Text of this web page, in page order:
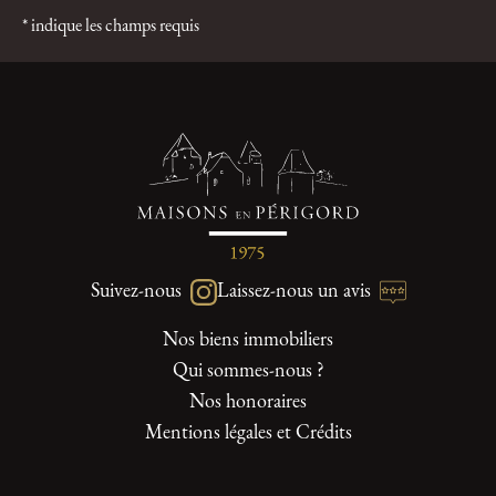
* indique les champs requis
Suivez-nous Laissez-nous un avis
Nos biens immobiliers
Qui sommes-nous ?
Nos honoraires
Mentions légales et Crédits